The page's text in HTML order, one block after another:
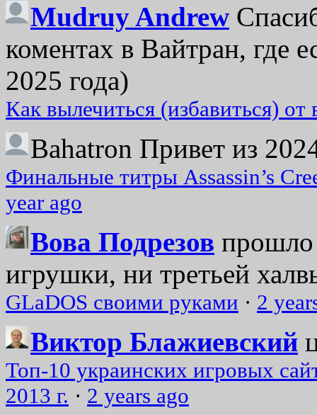
Mudruy Andrew
коментах в Вайтран, где
2025 года)
Как вылечиться (избавиться)
Bahatron Привет из
Финальные титры Assassin’s
year ago
Вова Подрезов прошло
игрушки, ни третьей
GLaDOS своими руками · 2
Виктор Блажиевский
Топ-10 украинских игровых
2013 г. · 2 years ago